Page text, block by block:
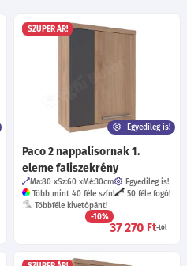
SZUPER ÁR!
Egyedileg is!
Paco 2 nappalisornak 1.
eleme faliszekrény
Ma:80 Sz:60 Mé:30cm
Egyedileg is!
Több mint 40 féle szín!
50 féle fogó!
Többféle kivetőpánt!
-10%
37 270 Ft-tól